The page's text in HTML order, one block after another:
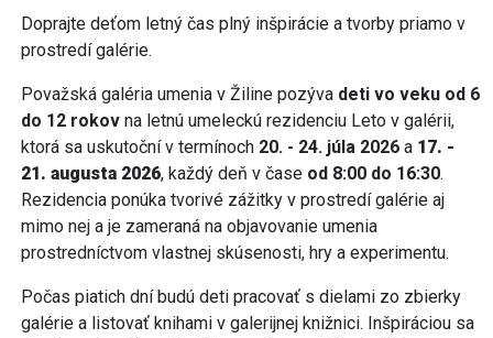
Doprajte deťom letný čas plný inšpirácie a tvorby priamo v
prostredí galérie.
Považská galéria umenia v Žiline pozýva deti vo veku od 6
do 12 rokov na letnú umeleckú rezidenciu Leto v galérii,
ktorá sa uskutoční v termínoch 20. - 24. júla 2026 a 17. -
21. augusta 2026, každý deň v čase od 8:00 do 16:30.
Rezidencia ponúka tvorivé zážitky v prostredí galérie aj
mimo nej a je zameraná na objavovanie umenia
prostredníctvom vlastnej skúsenosti, hry a experimentu.
Počas piatich dní budú deti pracovať s dielami zo zbierky
galérie a listovať knihami v galerijnej knižnici. Inšpiráciou sa